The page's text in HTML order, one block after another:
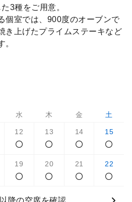
3種をご用意。
個室では、900度のオーブンで
き上げたプライムステーキなど
。
水 木 金 土
12 13 14 15
19 20 21 22
以降の空席を確認